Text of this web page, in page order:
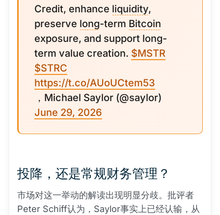
Credit, enhance liquidity,
preserve long-term Bitcoin
exposure, and support long-
term value creation. $MSTR
$STRC
https://t.co/AUoUCtem53
，Michael Saylor (@saylor)
June 29, 2026
投降，还是常规财务管理？
市场对这一举动的解读出现明显分歧。批评者
Peter Schiff认为，Saylor事实上已经认输，从